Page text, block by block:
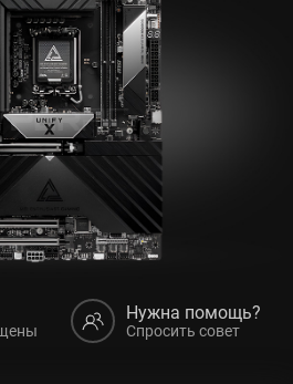
Нужна помощь?
Спросить совет